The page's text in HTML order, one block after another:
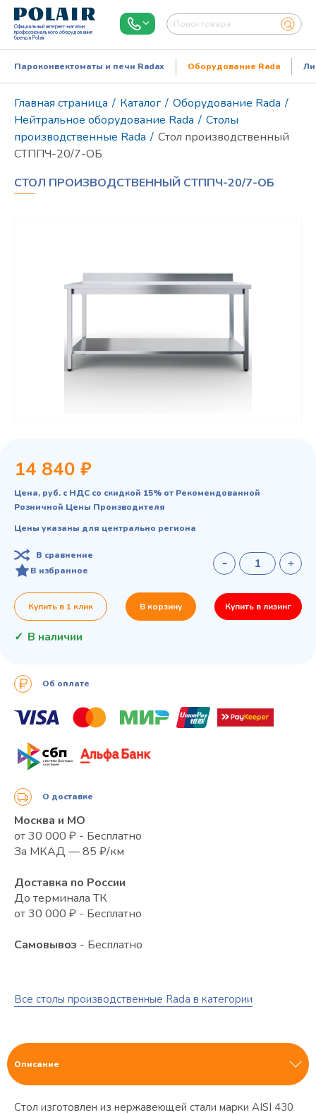
Официальный интернет-магазин
профессионального оборудования
бренда Polair
Пароконвектоматы и печи Radax Оборудование Rada
Главная страница / Каталог / Оборудование Rada /
Нейтральное оборудование Rada / Столы
производственные Rada / Стол производственный
СТППЧ-20/7-ОБ
СТОЛ ПРОИЗВОДСТВЕННЫЙ СТППЧ-20/7-ОБ
Все столы производственные Rada в категории
14 840 ₽
Цена, руб. с НДС со скидкой 15% от Рекомендованной
Розничной Цены Производителя
Цены указаны для центрально региона
В сравнение
В избранное
Купить в 1 клик В корзину Купить в лизинг
В наличии
Об оплате
О доставке
Москва и МО
от 30 000 ₽ - Бесплатно
За МКАД — 85 ₽/км
Доставка по России
До терминала ТК
от 30 000 ₽ - Бесплатно
Самовывоз - Бесплатно
Описание
Стол изготовлен из нержавеющей стали марки AISI 430